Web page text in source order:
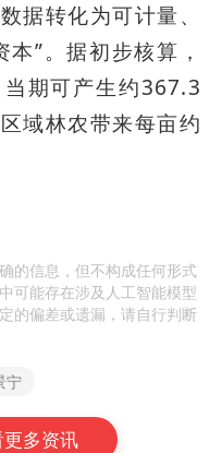
据转化为可计量、
”。据初步核算，
期可产生约367.3
域林农带来每亩约
的信息，但不构成任何形式
可能存在涉及人工智能模型
的偏差或遗漏，请自行判断
宁
多资讯